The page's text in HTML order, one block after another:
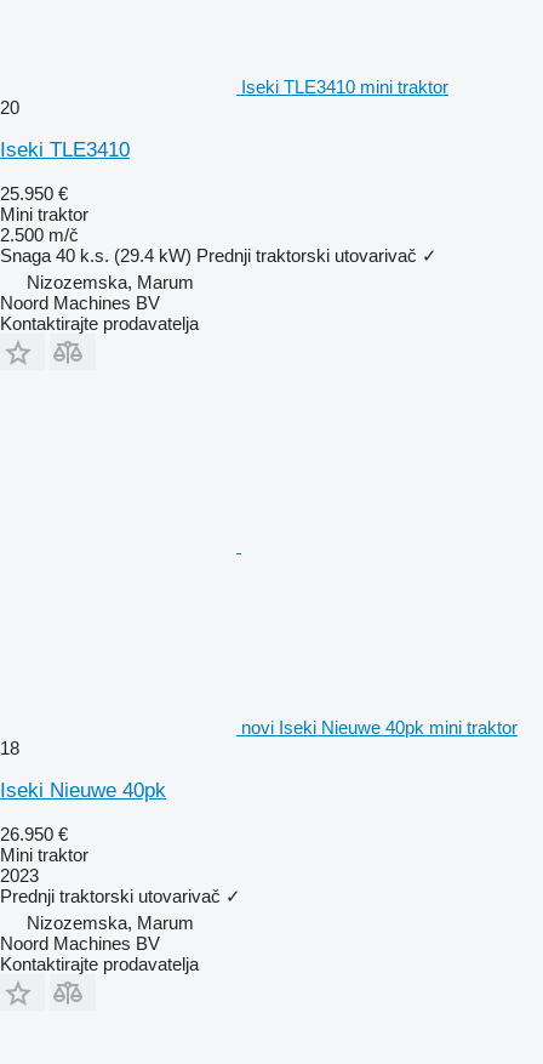
Iseki TLE3410 mini traktor
20
Iseki TLE3410
25.950 €
Mini traktor
2.500 m/č
Snaga 40 k.s. (29.4 kW) Prednji traktorski utovarivač ✓
Nizozemska, Marum
Noord Machines BV
Kontaktirajte prodavatelja
novi Iseki Nieuwe 40pk mini traktor
18
Iseki Nieuwe 40pk
26.950 €
Mini traktor
2023
Prednji traktorski utovarivač ✓
Nizozemska, Marum
Noord Machines BV
Kontaktirajte prodavatelja